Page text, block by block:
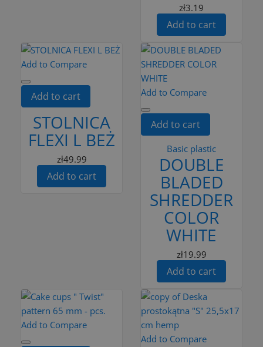
zł3.19
Add to cart
Add to Compare
Add to cart
STOLNICA
FLEXI L BEŻ
zł49.99
Add to cart
Add to Compare
Add to cart
Basic plastic
DOUBLE
BLADED
SHREDDER
COLOR
WHITE
zł19.99
Add to cart
Add to Compare
Add to Compare